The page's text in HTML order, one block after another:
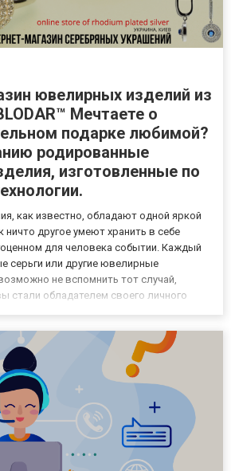
ювелирных изделий из
Мечтаете о
подарке любимой?
родированные
изготовленные по
как известно, обладают одной яркой
ничто другое умеют хранить в себе
для человека событии. Каждый
серьги или другие ювелирные
не вспомнить тот случай,
стали обладателем своего личного